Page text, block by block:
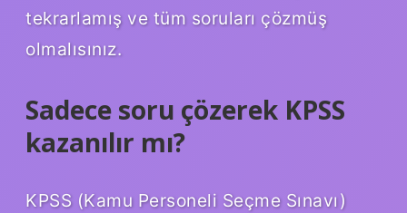
tekrarlamış ve tüm soruları çözmüş
olmalısınız.
Sadece soru çözerek KPSS
kazanılır mı?
KPSS (Kamu Personeli Seçme Sınavı)